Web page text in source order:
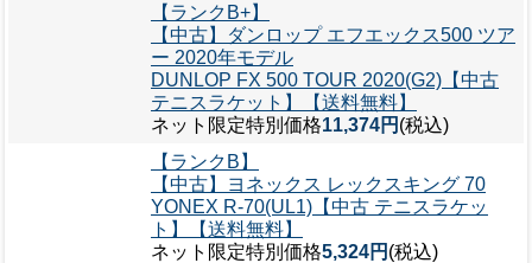
【ランクB+】
【中古】ダンロップ エフエックス500 ツア
ー 2020年モデル
DUNLOP FX 500 TOUR 2020(G2)【中古
テニスラケット】【送料無料】
ネット限定特別価格11,374円 (税込)
【ランクB】
【中古】ヨネックス レックスキング 70
YONEX R-70(UL1)【中古 テニスラケッ
ト】【送料無料】
ネット限定特別価格5,324円 (税込)